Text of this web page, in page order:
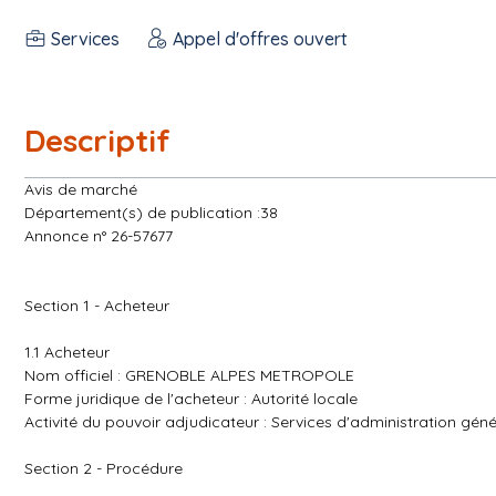
Services Appel d'offres ouvert
Descriptif
Avis de marché
Département(s) de publication :38
Annonce n° 26-57677
Section 1 - Acheteur
1.1 Acheteur
Nom officiel : GRENOBLE ALPES METROPOLE
Forme juridique de l'acheteur : Autorité locale
Activité du pouvoir adjudicateur : Services d'administration
Section 2 - Procédure